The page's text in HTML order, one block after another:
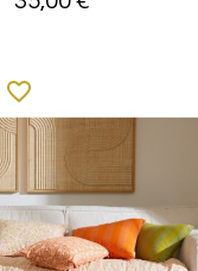
favorite_border